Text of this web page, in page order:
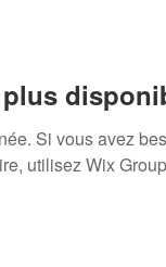
Si vous avez
utilisez Wix